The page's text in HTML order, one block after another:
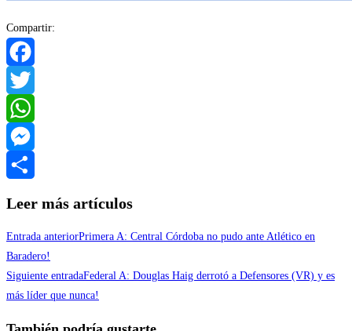
Compartir:
Facebook
Twitter
WhatsApp
Messenger
Leer más artículos
Entrada anteriorPrimera A: Central Córdoba no pudo ante Atlético en
Baradero!
Siguiente entradaFederal A: Douglas Haig derrotó a Defensores (VR) y es
más líder que nunca!